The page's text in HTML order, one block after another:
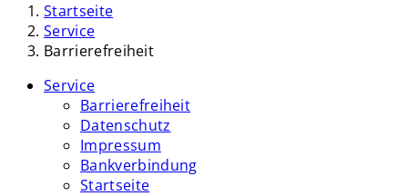
Startseite
Service
Barrierefreiheit
Service
Barrierefreiheit
Datenschutz
Impressum
Bankverbindung
Startseite